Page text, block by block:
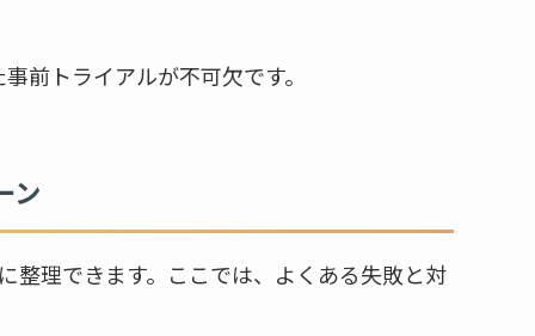
前トライアルが不可欠です。
ン
整理できます。ここでは、よくある失敗と対